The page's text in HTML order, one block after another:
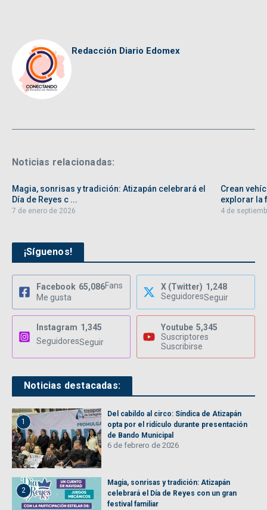
Redacción Diario Edomex
Noticias relacionadas:
Magia, sonrisas y tradición: Atizapán celebrará el
Día de Reyes c ...
7 de enero de 2026
Crean
explorar la
4 de
¡Síguenos!
Facebook 65,086Fans
Me gusta
X (Twitter) 1,248
SeguidoresSeguir
Instagram 1,345
SeguidoresSeguir
Youtube 5,345
Suscriptores
Suscribirse
Noticias destacadas:
1
Del cabildo al circo: Síndica de Atizapán
opta por el ridículo durante presentación
de Bando Municipal
6 de febrero de 2026
2
Magia, sonrisas y tradición: Atizapán
celebrará el Día de Reyes con un gran
festival familiar